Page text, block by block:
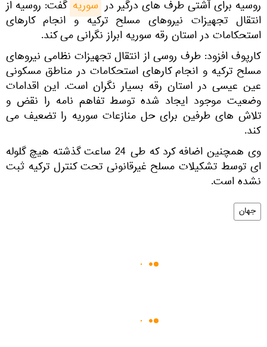
روسیه برای آشتی طرف های درگیر در سوریه گفت: روسیه از
انتقال تجهیزات نیروهای مسلح ترکیه و انجام کارهای
استحکامات در استان رقه سوریه ابراز نگرانی می کند.
کارپوف افزود: طرف روسی از انتقال تجهیزات نظامی نیروهای
مسلح ترکیه و انجام کارهای استحکامات در مناطق مسکونی
عین عیسی در استان رقه بسیار نگران است. این اقدامات
وضعیت موجود ایجاد شده توسط تفاهم نامه را نقض و
تلاش های طرفین برای حل منازعات سوریه را تضعیف می
کند.
وی همچنین اضافه کرد که طی 24 ساعت گذشته هیچ گلوله
ای توسط تشکیلات مسلح غیرقانونی تحت کنترل ترکیه ثبت
نشده است.
جهان